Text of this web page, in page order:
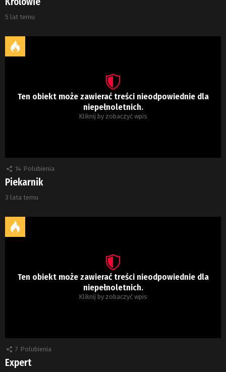
5 lat temu
Ten obiekt może zawierać treści nieodpowiednie dla
niepełnoletnich.
Kliknij by zobaczyć wpis
14 Polubienia
Piekarnik
3 lata temu
Ten obiekt może zawierać treści nieodpowiednie dla
niepełnoletnich.
Kliknij by zobaczyć wpis
7 Polubienia
Expert